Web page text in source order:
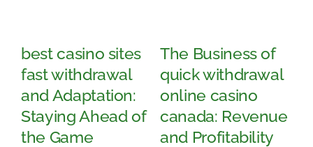
best casino sites
fast withdrawal
and Adaptation:
Staying Ahead of
the Game
The Business of
quick withdrawal
online casino
canada: Revenue
and Profitability